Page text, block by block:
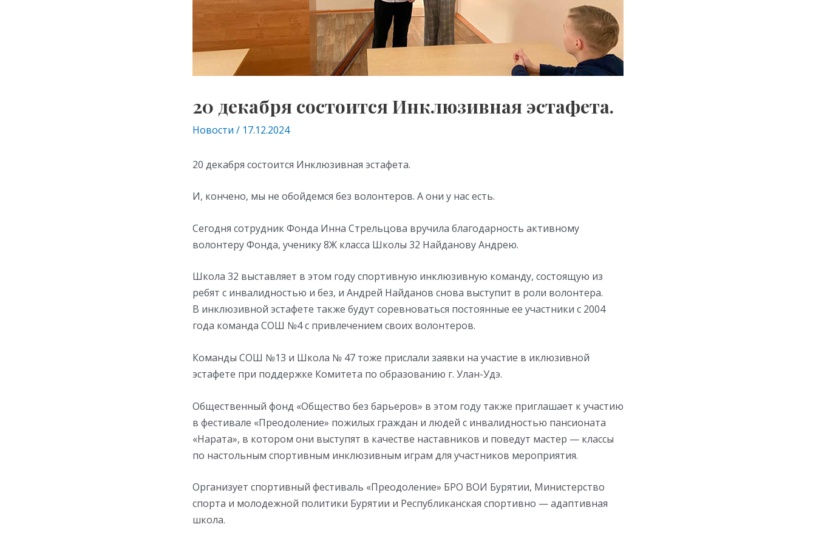
20 декабря состоится Инклюзивная эстафета.
Новости / 17.12.2024
20 декабря состоится Инклюзивная эстафета.
И, кончено, мы не обойдемся без волонтеров. А они у нас есть.
Сегодня сотрудник Фонда Инна Стрельцова вручила благодарность активному
волонтеру Фонда, ученику 8Ж класса Школы 32 Найданову Андрею.
Школа 32 выставляет в этом году спортивную инклюзивную команду, состоящую из
ребят с инвалидностью и без, и Андрей Найданов снова выступит в роли волонтера.
В инклюзивной эстафете также будут соревноваться постоянные ее участники с 2004
года команда СОШ №4 с привлечением своих волонтеров.
Команды СОШ №13 и Школа № 47 тоже прислали заявки на участие в иклюзивной
эстафете при поддержке Комитета по образованию г. Улан-Удэ.
Общественный фонд «Общество без барьеров» в этом году также приглашает к участию
в фестивале «Преодоление» пожилых граждан и людей с инвалидностью пансионата
«Нарата», в котором они выступят в качестве наставников и поведут мастер — классы
по настольным спортивным инклюзивным играм для участников мероприятия.
Организует спортивный фестиваль «Преодоление» БРО ВОИ Бурятии, Министерство
спорта и молодежной политики Бурятии и Республиканская спортивно — адаптивная
школа.